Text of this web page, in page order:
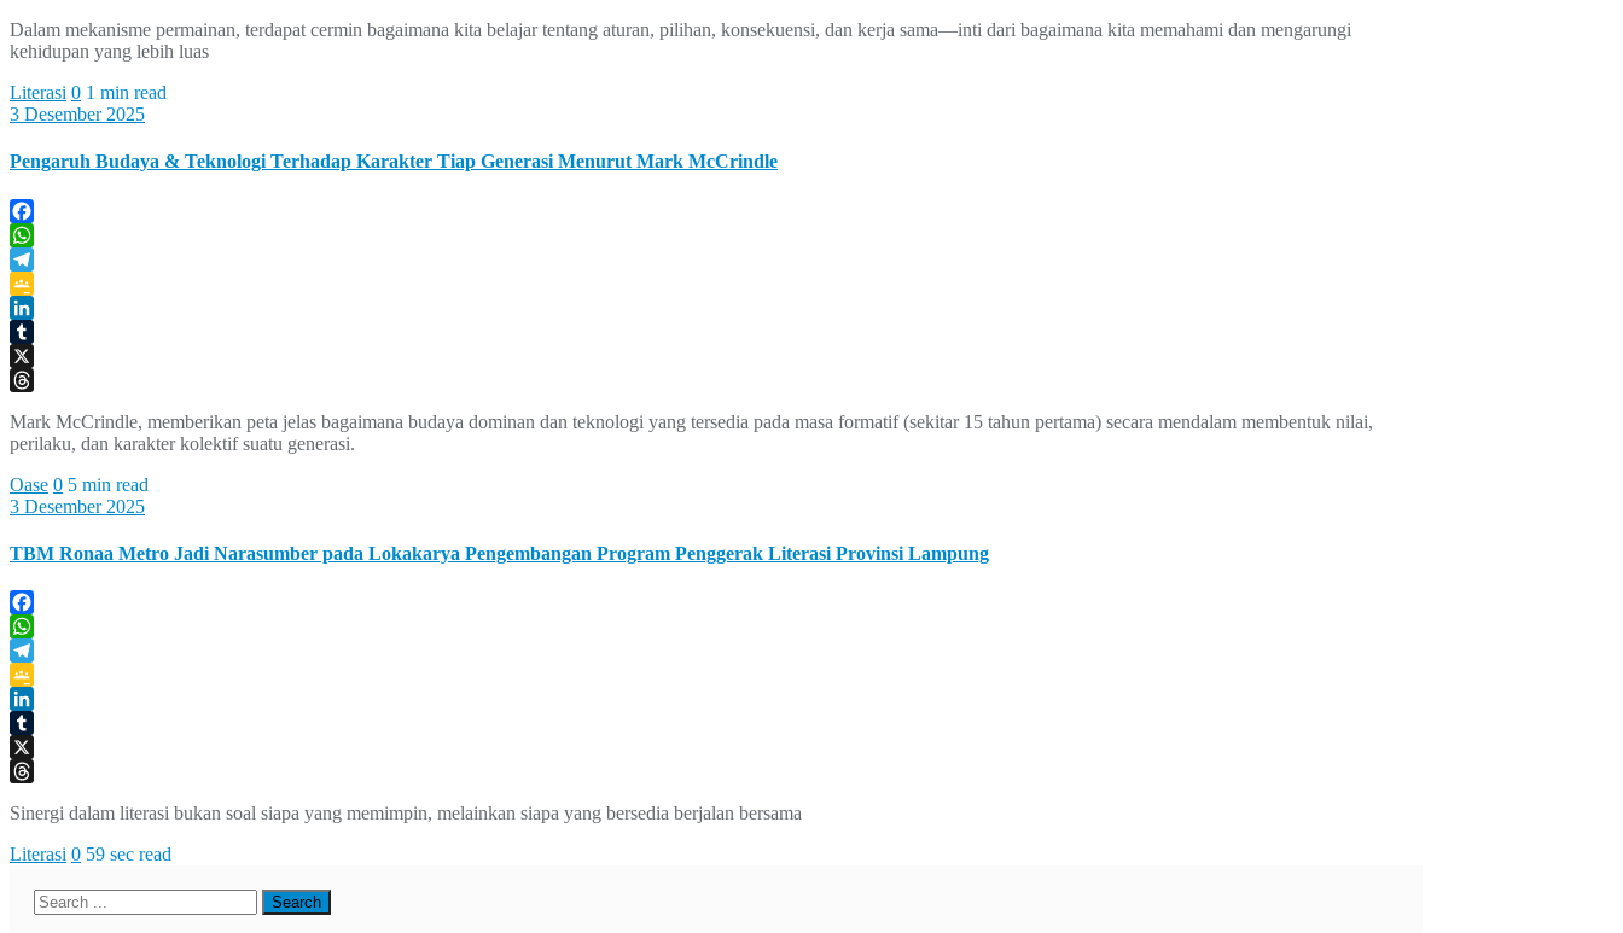
Dalam mekanisme permainan, terdapat cermin bagaimana kita belajar tentang aturan, pilihan, konsekuensi, dan kerja sama—inti dari bagaimana kita memahami dan mengarungi
kehidupan yang lebih luas
Literasi 0 1 min read
3 Desember 2025
Pengaruh Budaya & Teknologi Terhadap Karakter Tiap Generasi Menurut Mark McCrindle
Facebook
WhatsApp
Telegram
Google
Classroom
LinkedIn
Tumblr
X
Mark McCrindle, memberikan peta jelas bagaimana budaya dominan dan teknologi yang tersedia pada masa formatif (sekitar 15 tahun pertama) secara mendalam membentuk nilai,
perilaku, dan karakter kolektif suatu generasi.
Oase 0 5 min read
3 Desember 2025
TBM Ronaa Metro Jadi Narasumber pada Lokakarya Pengembangan Program Penggerak Literasi Provinsi Lampung
Facebook
WhatsApp
Telegram
Google
Classroom
LinkedIn
Tumblr
X
Sinergi dalam literasi bukan soal siapa yang memimpin, melainkan siapa yang bersedia berjalan bersama
Literasi 0 59 sec read